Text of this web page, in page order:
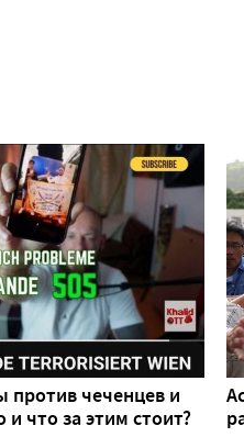
против чеченцев и
и что за этим стоит?